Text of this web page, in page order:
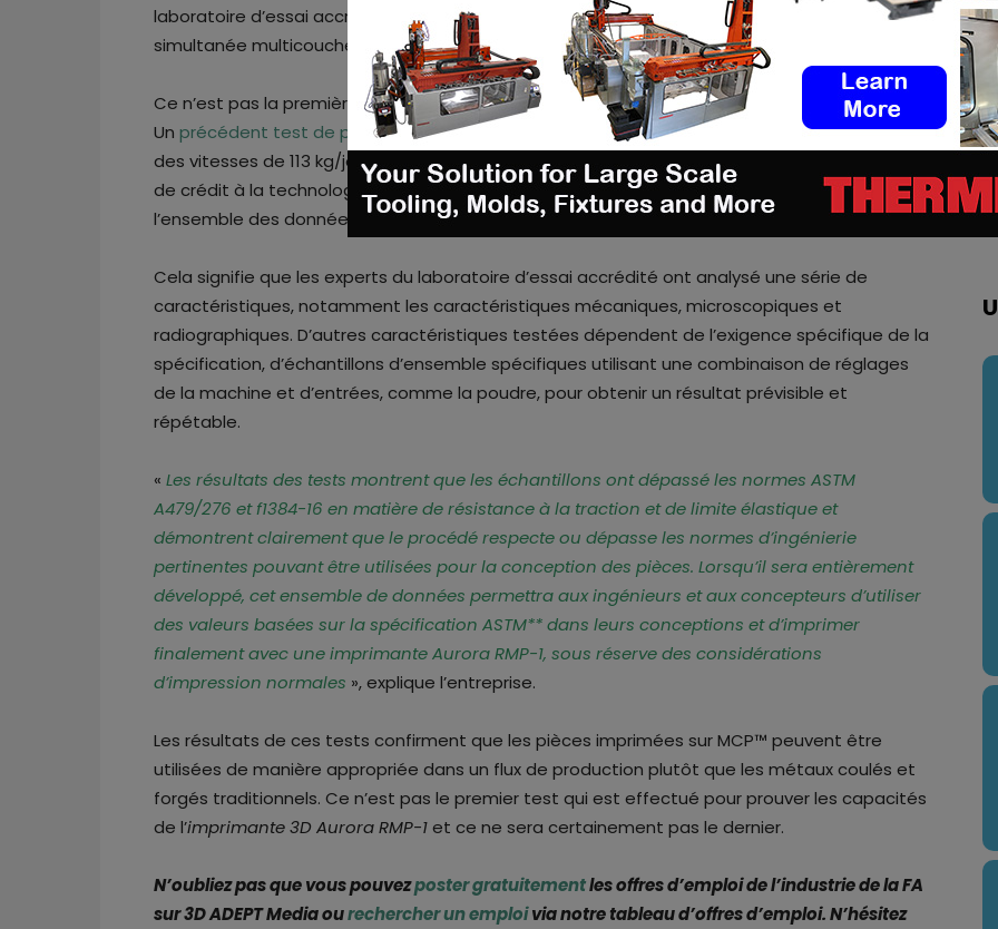
laboratoire d’essai accrédité NATA* à Perth, sur la technologie brevetée d’impression
simultanée multicouche (“MCP™”) de la société.
Ce n’est pas la première fois qu’un test de production est réalisé sur sa technologie MCP™.
Un précédent test de productionavait déjà démontré que sa technologie peut imprimer à
des vitesses de 113 kg/jour. Cette fois, cette validation externe ne fait pas que donner plus
de crédit à la technologie de l’entreprise, elle permet également au fabricant d’améliorer
l’ensemble des données relatives aux propriétés des paramètres de la machine.
Cela signifie que les experts du laboratoire d’essai accrédité ont analysé une série de
caractéristiques, notamment les caractéristiques mécaniques, microscopiques et
radiographiques. D’autres caractéristiques testées dépendent de l’exigence spécifique de la
spécification, d’échantillons d’ensemble spécifiques utilisant une combinaison de réglages
de la machine et d’entrées, comme la poudre, pour obtenir un résultat prévisible et
répétable.
« Les résultats des tests montrent que les échantillons ont dépassé les normes ASTM
A479/276 et f1384-16 en matière de résistance à la traction et de limite élastique et
démontrent clairement que le procédé respecte ou dépasse les normes d’ingénierie
pertinentes pouvant être utilisées pour la conception des pièces. Lorsqu’il sera entièrement
développé, cet ensemble de données permettra aux ingénieurs et aux concepteurs d’utiliser
des valeurs basées sur la spécification ASTM** dans leurs conceptions et d’imprimer
finalement avec une imprimante Aurora RMP-1, sous réserve des considérations
d’impression normales », explique l’entreprise.
Les résultats de ces tests confirment que les pièces imprimées sur MCP™ peuvent être
utilisées de manière appropriée dans un flux de production plutôt que les métaux coulés et
forgés traditionnels. Ce n’est pas le premier test qui est effectué pour prouver les capacités
de l’imprimante 3D Aurora RMP-1et ce ne sera certainement pas le dernier.
N’oubliez pas que vous pouvezposter gratuitementles offres d’emploi de l’industrie de la FA
sur 3D ADEPT Media ourechercher un emploivia notre tableau d’offres d’emploi. N’hésitez